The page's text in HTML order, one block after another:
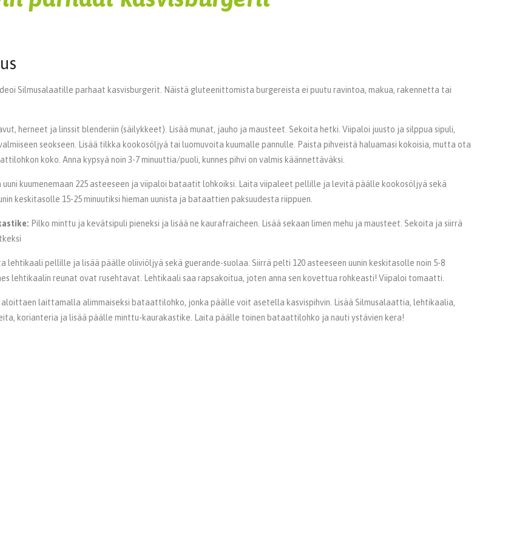
Silmusalaatille parhaat kasvisburgerit. Näistä gluteenittomista burgereista ei puutu ravintoa, makua, rakennetta tai
herneet ja linssit blenderiin (säilykkeet). Lisää munat, jauho ja mausteet. Sekoita hetki. Viipaloi juusto ja silppua sipuli,
seokseen. Lisää tilkka kookosöljyä tai luomuvoita kuumalle pannulle. Paista pihveistä haluamasi kokoisia, mutta ota
koko. Anna kypsyä noin 3-7 minuuttia/puoli, kunnes pihvi on valmis käännettäväksi.
uuni kuumenemaan 225 asteeseen ja viipaloi bataatit lohkoiksi. Laita viipaleet pellille ja levitä päälle kookosöljyä sekä
keskitasolle 15-25 minuutiksi hieman uunista ja bataattien paksuudesta riippuen.
Pilko minttu ja kevätsipuli pieneksi ja lisää ne kaurafraicheen. Lisää sekaan limen mehu ja mausteet. Sekoita ja siirrä
lehtikaali pellille ja lisää päälle oliiviöljyä sekä guerande-suolaa. Siirrä pelti 120 asteeseen uunin keskitasolle noin 5-8
lehtikaalin reunat ovat rusehtavat. Lehtikaali saa rapsakoitua, joten anna sen kovettua rohkeasti! Viipaloi tomaatti.
aloittaen laittamalla alimmaiseksi bataattilohko, jonka päälle voit asetella kasvispihvin. Lisää Silmusalaattia, lehtikaalia,
korianteria ja lisää päälle minttu-kaurakastike. Laita päälle toinen bataattilohko ja nauti ystävien kera!